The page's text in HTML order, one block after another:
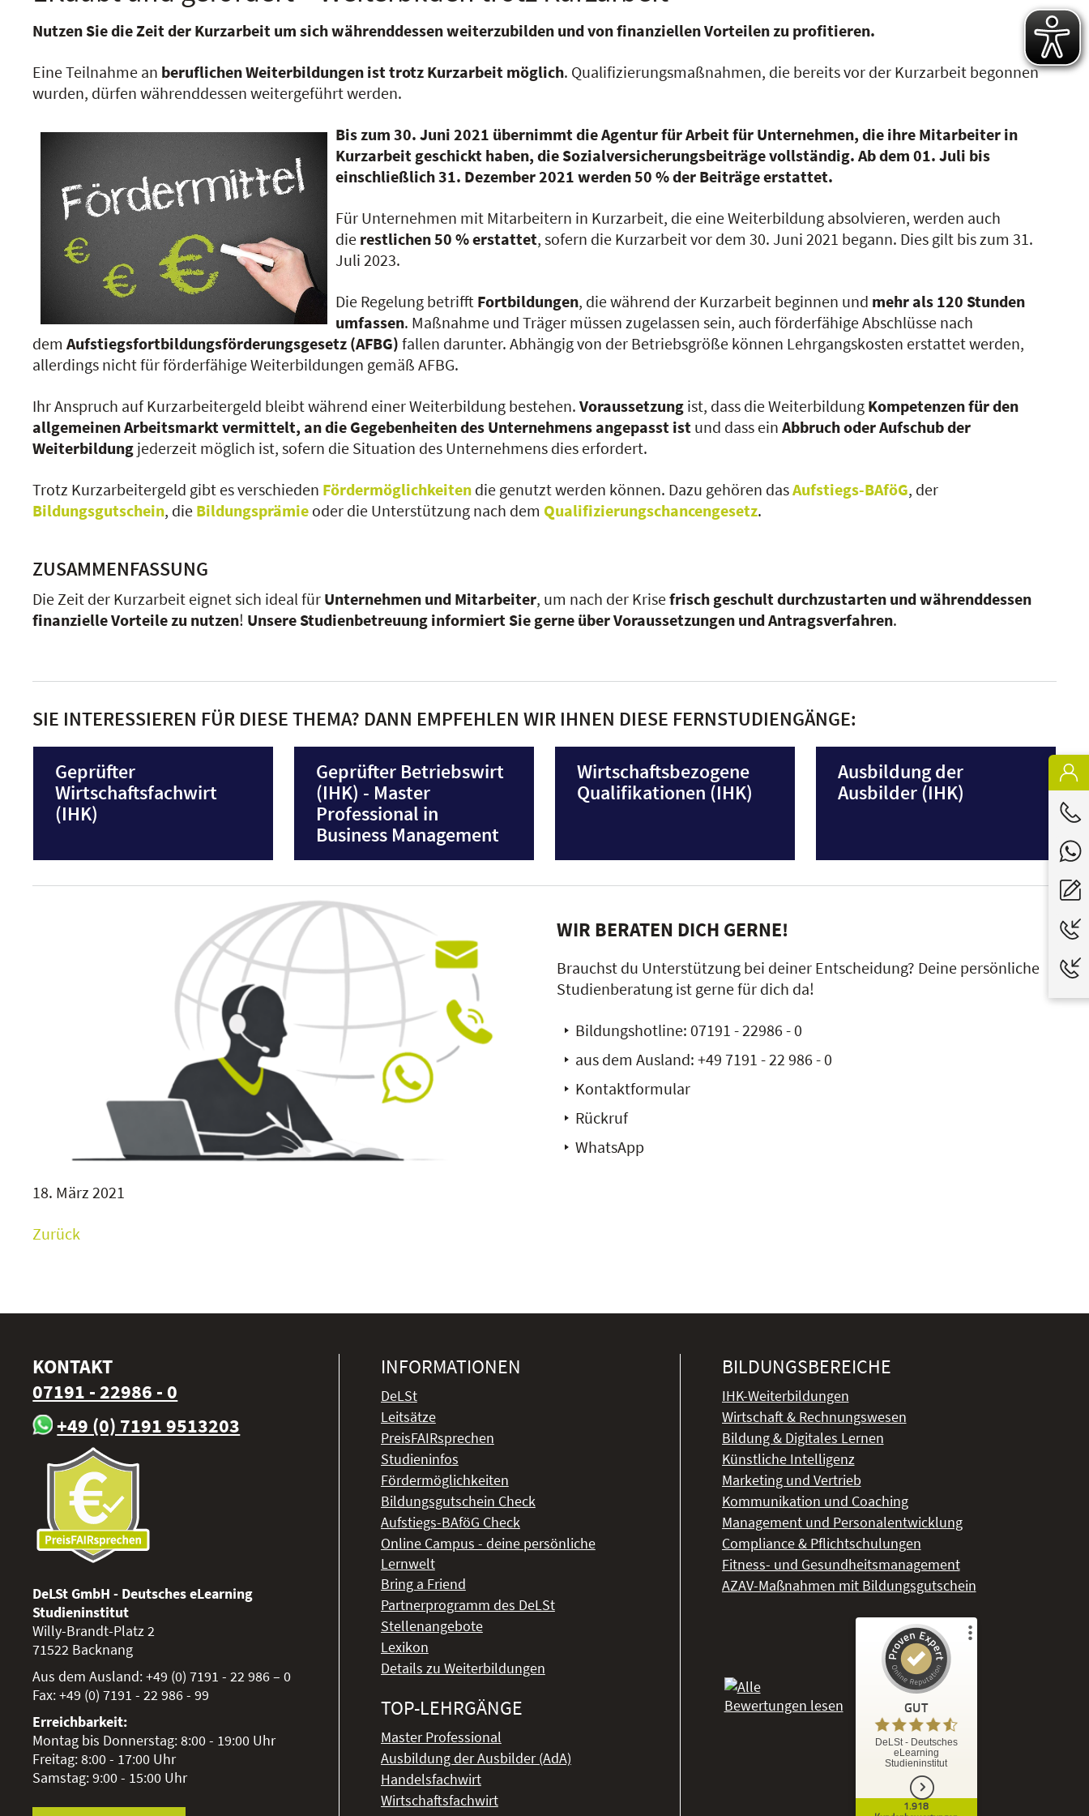
Nutzen Sie die Zeit der Kurzarbeit um sich währenddessen weiterzubilden und von finanziellen Vorteilen zu profitieren.
Eine Teilnahme an beruflichen Weiterbildungen ist trotz Kurzarbeit möglich. Qualifizierungsmaßnahmen, die bereits vor der Kurzarbeit begonnen
wurden, dürfen währenddessen weitergeführt werden.
Bis zum 30. Juni 2021 übernimmt die Agentur für Arbeit für Unternehmen, die ihre Mitarbeiter in
Kurzarbeit geschickt haben, die Sozialversicherungsbeiträge vollständig. Ab dem 01. Juli bis
einschließlich 31. Dezember 2021 werden 50 % der Beiträge erstattet.
Für Unternehmen mit Mitarbeitern in Kurzarbeit, die eine Weiterbildung absolvieren, werden auch
die restlichen 50 % erstattet, sofern die Kurzarbeit vor dem 30. Juni 2021 begann. Dies gilt bis zum 31.
Juli 2023.
Die Regelung betrifft Fortbildungen, die während der Kurzarbeit beginnen und mehr als 120 Stunden
umfassen. Maßnahme und Träger müssen zugelassen sein, auch förderfähige Abschlüsse nach
demAufstiegsfortbildungsförderungsgesetz (AFBG) fallen darunter. Abhängig von der Betriebsgröße können Lehrgangskosten erstattet werden,
allerdings nicht für förderfähige Weiterbildungen gemäß AFBG.
Ihr Anspruch auf Kurzarbeitergeld bleibt während einer Weiterbildung bestehen.Voraussetzung ist, dass die Weiterbildung Kompetenzen für den
allgemeinen Arbeitsmarktvermittelt, an die Gegebenheiten des Unternehmens angepasst ist und dass einAbbruch oder Aufschub der
Weiterbildung jederzeit möglich ist, sofern die Situation des Unternehmens dies erfordert.
Trotz Kurzarbeitergeld gibt es verschieden Fördermöglichkeiten die genutzt werden können. Dazu gehören dasAufstiegs-BAföG, der
Bildungsgutschein, die Bildungsprämie oder die Unterstützung nach dem Qualifizierungschancengesetz.
ZUSAMMENFASSUNG
Die Zeit der Kurzarbeit eignet sich ideal für Unternehmen und Mitarbeiter, um nach der Krisefrisch geschult durchzustarten und währenddessen
finanzielle Vorteile zu nutzen! Unsere Studienbetreuung informiert Sie gerne über Voraussetzungen und Antragsverfahren.
SIE INTERESSIEREN FÜR DIESE THEMA? DANN EMPFEHLEN WIR IHNEN DIESE FERNSTUDIENGÄNGE:
Geprüfter
Wirtschaftsfachwirt
(IHK)
Geprüfter Betriebswirt
(IHK) - Master
Professional in
Business Management
Wirtschaftsbezogene
Qualifikationen (IHK)
Ausbildung der
Ausbilder (IHK)
WIR BERATEN DICH GERNE!
Brauchst du Unterstützung bei deiner Entscheidung? Deine persönliche
Studienberatung ist gerne für dich da!
Bildungshotline: 07191 - 22986 - 0
aus dem Ausland: +49 7191 - 22 986 - 0
Kontaktformular
Rückruf
WhatsApp
18. März 2021
Zurück
KONTAKT
07191 - 22986 - 0
+49 (0) 7191 9513203
DeLSt GmbH - Deutsches eLearning
Studieninstitut
Willy-Brandt-Platz 2
71522 Backnang
Aus dem Ausland:+49 (0) 7191 - 22 986 – 0
Fax:+49 (0) 7191 - 22 986 - 99
Erreichbarkeit:
Montag bis Donnerstag: 8:00 - 19:00 Uhr
Freitag: 8:00 - 17:00 Uhr
Samstag: 9:00 - 15:00 Uhr
INFORMATIONEN
DeLSt
Leitsätze
PreisFAIRsprechen
Studieninfos
Fördermöglichkeiten
Bildungsgutschein Check
Aufstiegs-BAföG Check
Online Campus - deine persönliche
Lernwelt
Bring a Friend
Partnerprogramm des DeLSt
Stellenangebote
Lexikon
Details zu Weiterbildungen
TOP-LEHRGÄNGE
Master Professional
Ausbildung der Ausbilder (AdA)
Handelsfachwirt
Wirtschaftsfachwirt
BILDUNGSBEREICHE
IHK-Weiterbildungen
Wirtschaft & Rechnungswesen
Bildung & Digitales Lernen
Künstliche Intelligenz
Marketing und Vertrieb
Kommunikation und Coaching
Management und Personalentwicklung
Compliance & Pflichtschulungen
Fitness- und Gesundheitsmanagement
AZAV-Maßnahmen mit Bildungsgutschein
GUT
DeLSt - Deutsches
eLearning
Studieninstitut
1.918
Kundenbewertungen und Erfahrungen zu
DeLSt - Deutsches eLearning Studieninstitut
ProvenExpert.com